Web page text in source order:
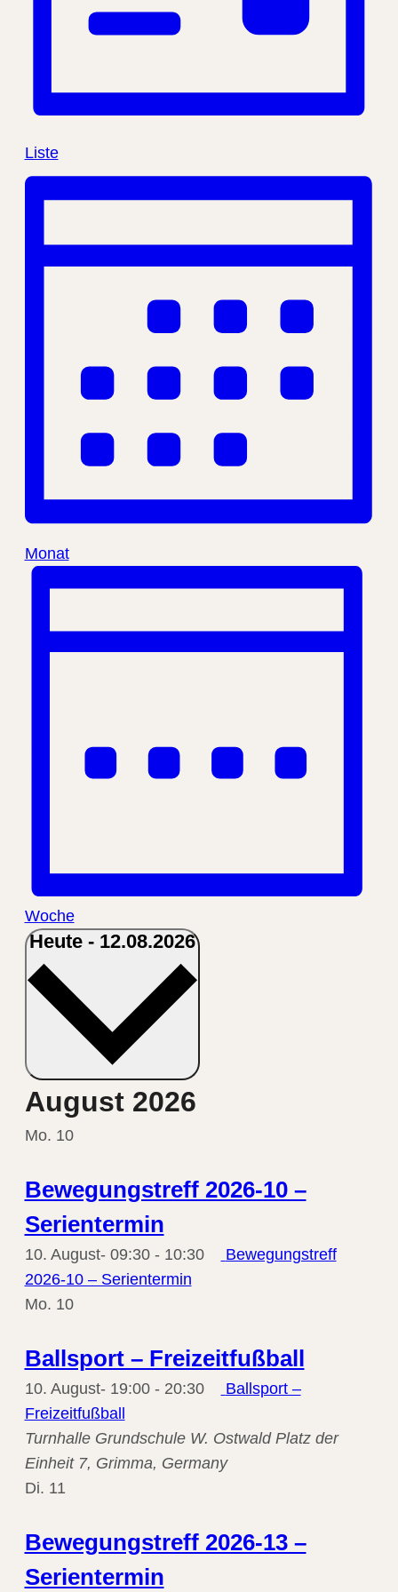
Liste
Monat
Woche
Heute - 12.08.2026 Datum
August 2026
Mo. 10
Bewegungstreff 2026-10 –
Serientermin
10. August- 09:30- 10:30
Bewegungstreff
2026-10 – Serientermin
Mo. 10
Ballsport – Freizeitfußball
10. August- 19:00- 20:30
Ballsport –
Freizeitfußball
Turnhalle Grundschule W. Ostwald Platz der
Einheit 7, Grimma, Germany
Di. 11
Bewegungstreff 2026-13 –
Serientermin